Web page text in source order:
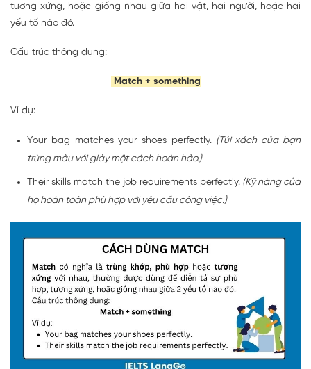
tương xứng, hoặc giống nhau giữa hai vật, hai người, hoặc hai
yếu tố nào đó.
Cấu trúc thông dụng:
Match + something
Ví dụ:
Your bag matches your shoes perfectly.(Túi xách của bạn
trùng màu với giày một cách hoàn hảo.)
Their skills match the job requirements perfectly. (Kỹ năng của
họ hoàn toàn phù hợp với yêu cầu công việc.)